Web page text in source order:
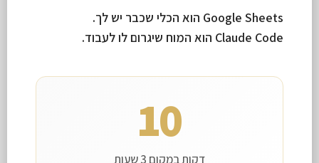
Google Sheets הוא הכלי שכבר יש לך.
Claude Code הוא המוח שיגרום לו לעבוד.
10
דקות במקום 3 שעות